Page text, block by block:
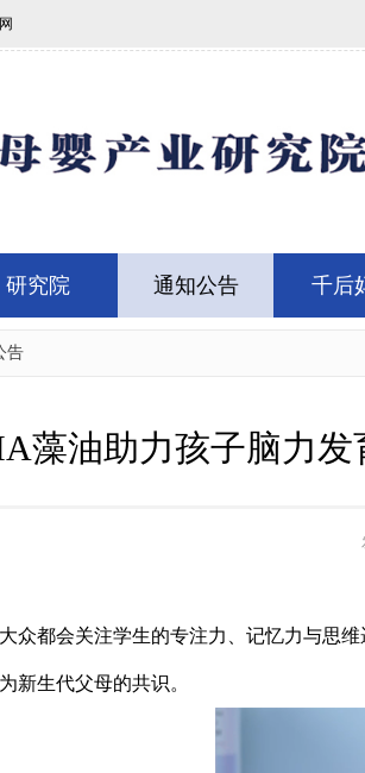
研究院 通知公告 千后
告
藻油助力孩子脑力发
众都会关注学生的专注力、记忆力与思
新生代父母的共识。